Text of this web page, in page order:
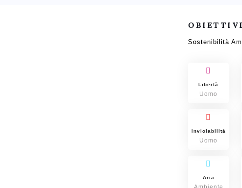
Sostenibilità
Libertà
Uomo
Inviolabilità
Uomo
Aria